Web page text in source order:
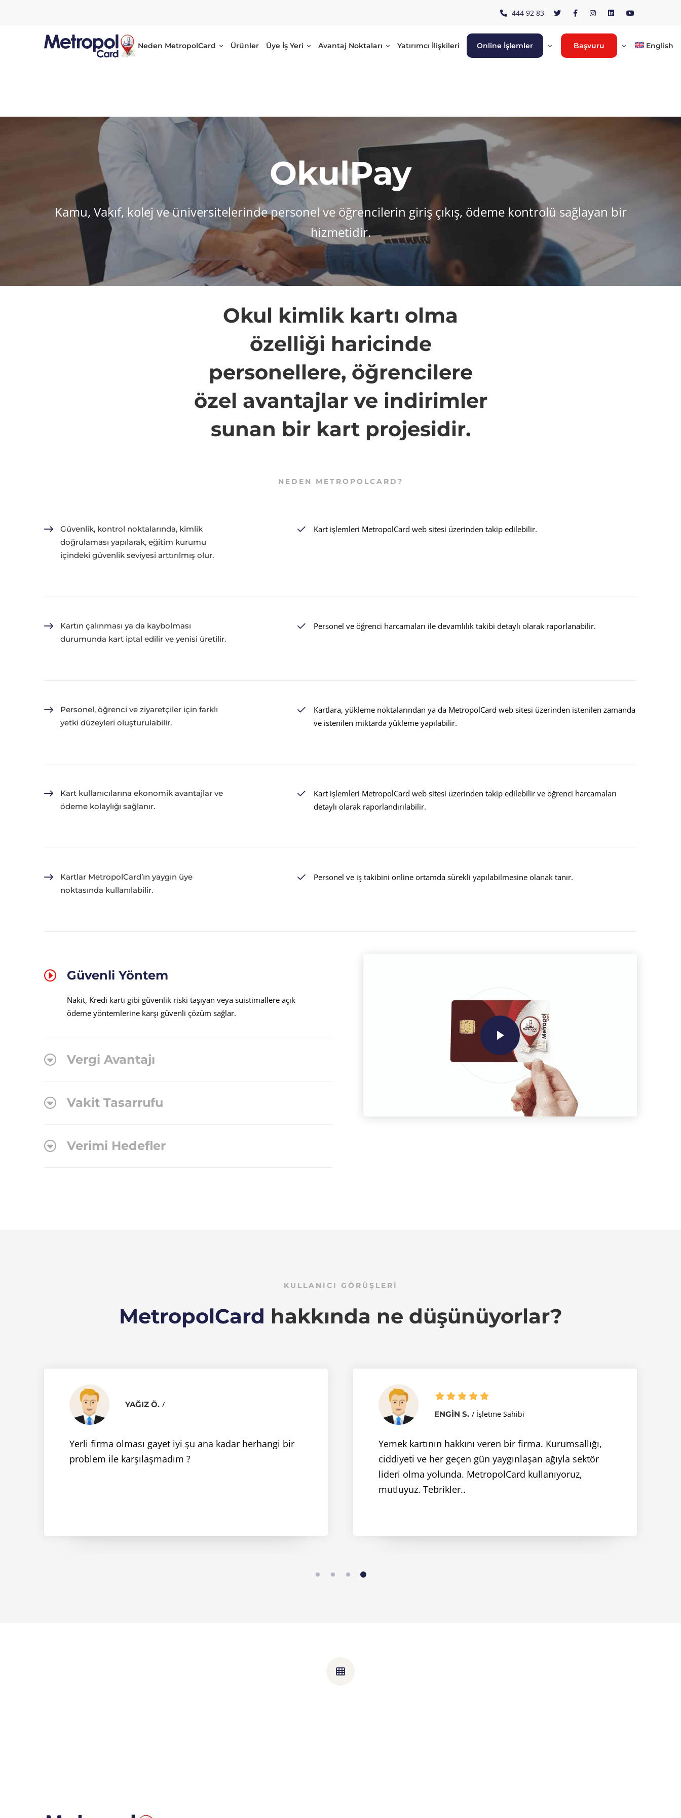
444 92 83
Neden MetropolCard Ürünler Üye İş Yeri Avantaj Noktaları Yatırımcı İlişkileri Online İşlemler Başvuru English
OkulPay
OkulPay
Kamu, Vakıf, kolej ve üniversitelerinde personel ve öğrencilerin giriş çıkış, ödeme kontrolü sağlayan bir
hizmetidir.
Okul kimlik kartı olma
özelliği haricinde
personellere, öğrencilere
özel avantajlar ve indirimler
sunan bir kart projesidir.
NEDEN METROPOLCARD?
Güvenlik, kontrol noktalarında, kimlik
doğrulaması yapılarak, eğitim kurumu
içindeki güvenlik seviyesi arttırılmış olur.
Kart işlemleri MetropolCard web sitesi üzerinden takip edilebilir.
Kartın çalınması ya da kaybolması
durumunda kart iptal edilir ve yenisi üretilir.
Personel ve öğrenci harcamaları ile devamlılık takibi detaylı olarak raporlanabilir.
Personel, öğrenci ve ziyaretçiler için farklı
yetki düzeyleri oluşturulabilir.
Kartlara, yükleme noktalarından ya da MetropolCard web sitesi üzerinden istenilen zamanda
ve istenilen miktarda yükleme yapılabilir.
Kart kullanıcılarına ekonomik avantajlar ve
ödeme kolaylığı sağlanır.
Kart işlemleri MetropolCard web sitesi üzerinden takip edilebilir ve öğrenci harcamaları
detaylı olarak raporlandırılabilir.
Kartlar MetropolCard’ın yaygın üye
noktasında kullanılabilir.
Personel ve iş takibini online ortamda sürekli yapılabilmesine olanak tanır.
Güvenli Yöntem
Nakit, Kredi kartı gibi güvenlik riski taşıyan veya suistimallere açık
ödeme yöntemlerine karşı güvenli çözüm sağlar.
Vergi Avantajı
Vakit Tasarrufu
Verimi Hedefler
KULLANICI GÖRÜŞLERİ
MetropolCard hakkında ne düşünüyorlar?
YAĞIZ Ö.
Yerli firma olması gayet iyi şu ana kadar herhangi bir
problem ile karşılaşmadım ?
ENGIN S. İşletme Sahibi
Yemek kartının hakkını veren bir firma. Kurumsallığı,
ciddiyeti ve her geçen gün yaygınlaşan ağıyla sektör
lideri olma yolunda. MetropolCard kullanıyoruz,
mutluyuz. Tebrikler..